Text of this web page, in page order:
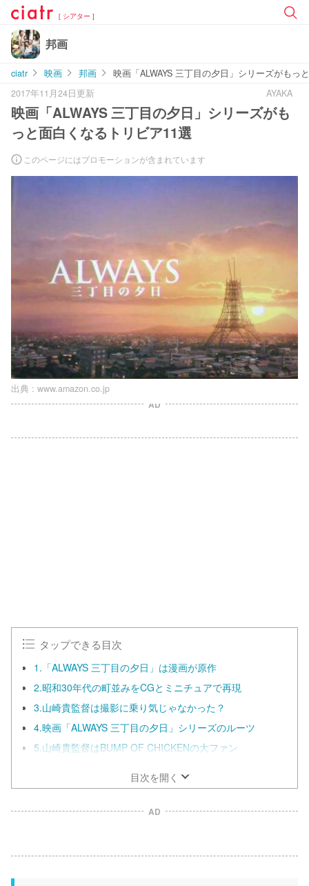
[ シアター ]
邦画
ciatr 映画 邦画
映画「ALWAYS 三丁目の夕日」シリーズがもっ
2017年11月24日更新
AYAKA
映画「ALWAYS 三丁目の夕日」シリーズがも
っと面白くなるトリビア11選
このページにはプロモーションが含まれています
出典 : www.amazon.co.jp
AD
タップできる目次
1.「ALWAYS 三丁目の夕日」は漫画が原作
2.昭和30年代の町並みをCGとミニチュアで再現
3.山崎貴監督は撮影に乗り気じゃなかった？
4.映画「ALWAYS 三丁目の夕日」シリーズのルーツ
5.山崎貴監督はBUMP OF CHICKENの大ファン
目次を開く
AD